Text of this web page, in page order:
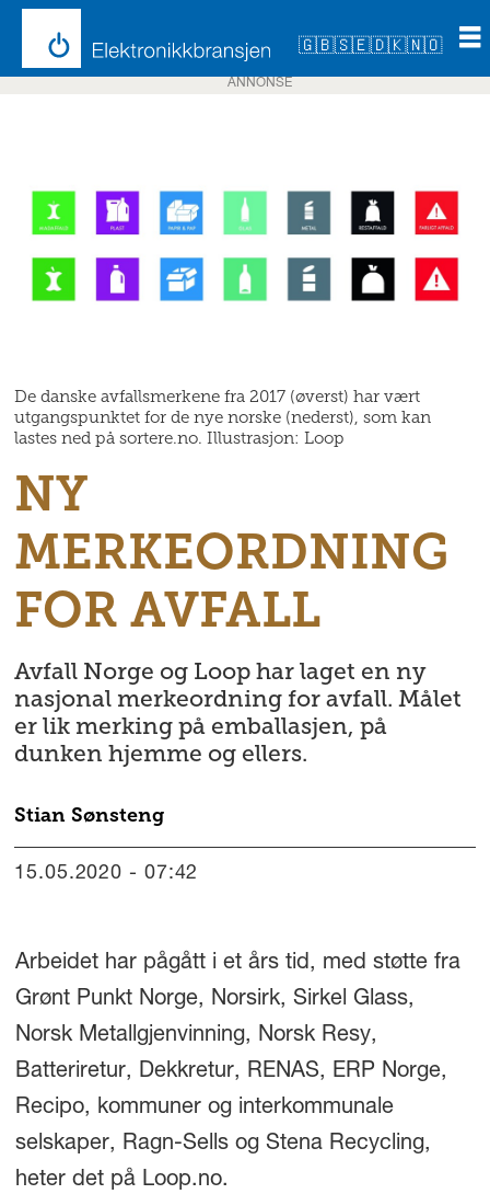
🇬🇧🇸🇪🇩🇰🇳🇴
ANNONSE
De danske avfallsmerkene fra 2017 (øverst) har vært
utgangspunktet for de nye norske (nederst), som kan
lastes ned på sortere.no. Illustrasjon: Loop
NY
MERKEORDNING
FOR AVFALL
Avfall Norge og Loop har laget en ny
nasjonal merkeordning for avfall. Målet
er lik merking på emballasjen, på
dunken hjemme og ellers.
Stian Sønsteng
15.05.2020 - 07:42
Arbeidet har pågått i et års tid, med støtte fra
Grønt Punkt Norge, Norsirk, Sirkel Glass,
Norsk Metallgjenvinning, Norsk Resy,
Batteriretur, Dekkretur, RENAS, ERP Norge,
Recipo, kommuner og interkommunale
selskaper, Ragn-Sells og Stena Recycling,
heter det på Loop.no.